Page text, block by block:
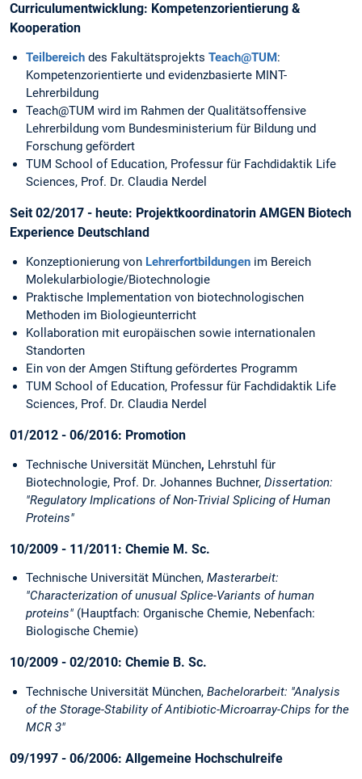
Curriculumentwicklung: Kompetenzorientierung &
Kooperation
Teilbereich des Fakultätsprojekts Teach@TUM:
Kompetenzorientierte und evidenzbasierte MINT-
Lehrerbildung
Teach@TUM wird im Rahmen der Qualitätsoffensive
Lehrerbildung vom Bundesministerium für Bildung und
Forschung gefördert
TUM School of Education, Professur für Fachdidaktik Life
Sciences, Prof. Dr. Claudia Nerdel
Seit 02/2017 - heute: Projektkoordinatorin AMGEN Biotech
Experience Deutschland
Konzeptionierung von Lehrerfortbildungen im Bereich
Molekularbiologie/Biotechnologie
Praktische Implementation von biotechnologischen
Methoden im Biologieunterricht
Kollaboration mit europäischen sowie internationalen
Standorten
Ein von der Amgen Stiftung gefördertes Programm
TUM School of Education, Professur für Fachdidaktik Life
Sciences, Prof. Dr. Claudia Nerdel
01/2012 - 06/2016: Promotion
Technische Universität München, Lehrstuhl für
Biotechnologie, Prof. Dr. Johannes Buchner, Dissertation:
"Regulatory Implications of Non-Trivial Splicing of Human
Proteins"
10/2009 - 11/2011: Chemie M. Sc.
Technische Universität München, Masterarbeit:
"Characterization of unusual Splice-Variants of human
proteins" (Hauptfach: Organische Chemie, Nebenfach:
Biologische Chemie)
10/2009 - 02/2010: Chemie B. Sc.
Technische Universität München, Bachelorarbeit: "Analysis
of the Storage-Stability of Antibiotic-Microarray-Chips for the
MCR 3"
09/1997 - 06/2006: Allgemeine Hochschulreife